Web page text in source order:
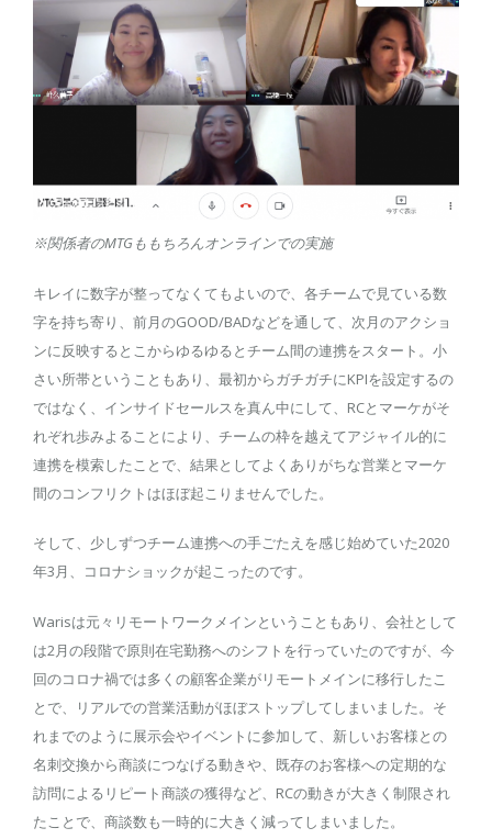
※関係者のMTGももちろんオンラインでの実施
キレイに数字が整ってなくてもよいので、各チームで見ている数
字を持ち寄り、前月のGOOD/BADなどを通して、次月のアクショ
ンに反映するとこからゆるゆるとチーム間の連携をスタート。小
さい所帯ということもあり、最初からガチガチにKPIを設定するの
ではなく、インサイドセールスを真ん中にして、RCとマーケがそ
れぞれ歩みよることにより、チームの枠を越えてアジャイル的に
連携を模索したことで、結果としてよくありがちな営業とマーケ
間のコンフリクトはほぼ起こりませんでした。
そして、少しずつチーム連携への手ごたえを感じ始めていた2020
年3月、コロナショックが起こったのです。
Warisは元々リモートワークメインということもあり、会社として
は2月の段階で原則在宅勤務へのシフトを行っていたのですが、今
回のコロナ禍では多くの顧客企業がリモートメインに移行したこ
とで、リアルでの営業活動がほぼストップしてしまいました。そ
れまでのように展示会やイベントに参加して、新しいお客様との
名刺交換から商談につなげる動きや、既存のお客様への定期的な
訪問によるリピート商談の獲得など、RCの動きが大きく制限され
たことで、商談数も一時的に大きく減ってしまいました。